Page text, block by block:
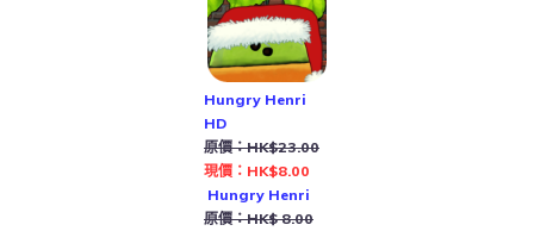
Hungry Henri
HD
原價：HK$23.00
現價：HK$8.00
Hungry Henri
原價：HK$ 8.00